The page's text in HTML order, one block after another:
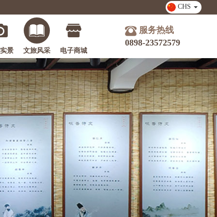
CHS
景 文旅风采 电子商城
服务热线
0898-23572579